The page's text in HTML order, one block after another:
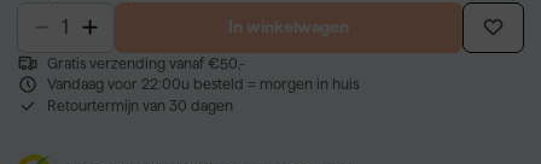
In winkelwagen
Gratis verzending vanaf €50,-
Vandaag voor 22:00u besteld = morgen in huis
Retourtermijn van 30 dagen